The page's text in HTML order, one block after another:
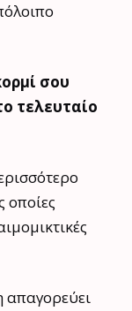
σου
τελευταίο
οποίες
απαγορεύει